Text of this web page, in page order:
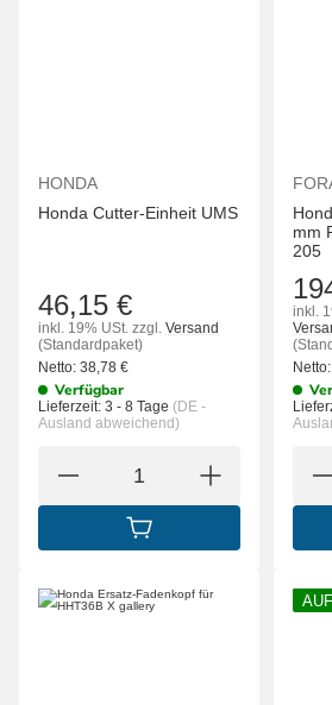
HONDA
Honda Cutter-Einheit UMS
46,15 €
inkl. 19% USt. zzgl. Versand
(Standardpaket)
Netto: 38,78 €
Verfügbar
Lieferzeit: 3 - 8 Tage (DE -
Ausland abweichend)
IN DEN WARENKORB
mm
205
inkl.
Netto: